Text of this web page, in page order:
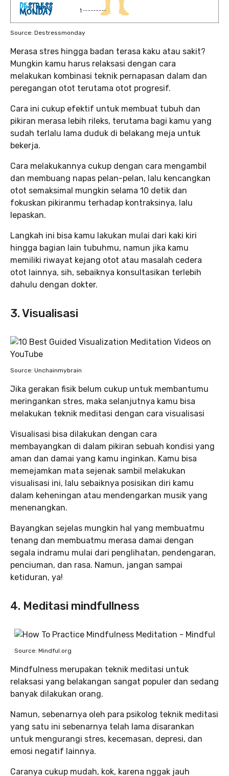
Source: Destressmonday
Merasa stres hingga badan terasa kaku atau sakit?
Mungkin kamu harus relaksasi dengan cara
melakukan kombinasi teknik pernapasan dalam dan
peregangan otot terutama otot progresif.
Cara ini cukup efektif untuk membuat tubuh dan
pikiran merasa lebih rileks, terutama bagi kamu yang
sudah terlalu lama duduk di belakang meja untuk
bekerja.
Cara melakukannya cukup dengan cara mengambil
dan membuang napas pelan-pelan, lalu kencangkan
otot semaksimal mungkin selama 10 detik dan
fokuskan pikiranmu terhadap kontraksinya, lalu
lepaskan.
Langkah ini bisa kamu lakukan mulai dari kaki kiri
hingga bagian lain tubuhmu, namun jika kamu
memiliki riwayat kejang otot atau masalah cedera
otot lainnya, sih, sebaiknya konsultasikan terlebih
dahulu dengan dokter.
3. Visualisasi
Source: Unchainmybrain
Jika gerakan fisik belum cukup untuk membantumu
meringankan stres, maka selanjutnya kamu bisa
melakukan teknik meditasi dengan cara visualisasi
Visualisasi bisa dilakukan dengan cara
membayangkan di dalam pikiran sebuah kondisi yang
aman dan damai yang kamu inginkan. Kamu bisa
memejamkan mata sejenak sambil melakukan
visualisasi ini, lalu sebaiknya posisikan diri kamu
dalam keheningan atau mendengarkan musik yang
menenangkan.
Bayangkan sejelas mungkin hal yang membuatmu
tenang dan membuatmu merasa damai dengan
segala indramu mulai dari penglihatan, pendengaran,
penciuman, dan rasa. Namun, jangan sampai
ketiduran, ya!
4. Meditasi mindfullness
Source: Mindful.org
Mindfulness merupakan teknik meditasi untuk
relaksasi yang belakangan sangat populer dan sedang
banyak dilakukan orang.
Namun, sebenarnya oleh para psikolog teknik meditasi
yang satu ini sebenarnya telah lama disarankan
untuk mengurangi stres, kecemasan, depresi, dan
emosi negatif lainnya.
Caranya cukup mudah, kok, karena nggak jauh